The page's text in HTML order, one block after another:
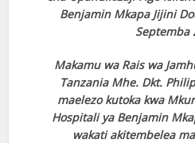
Benjamin Mkapa Jijini
Septemba
Makamu wa Rais wa
Tanzania Mhe. Dkt.
maelezo kutoka kwa
Hospitali ya Benjamin
wakati akitembelea